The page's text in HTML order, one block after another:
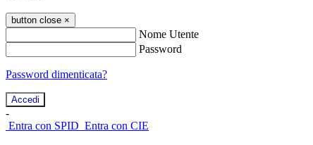
button close ×
Nome Utente
Password
Password dimenticata?
-
Entra con SPID Entra con CIE